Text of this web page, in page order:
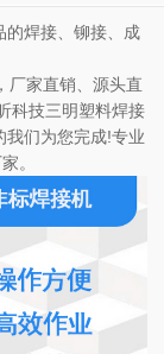
的焊接、铆接、成
家直销、源头直
科技三明塑料焊接
我们为您完成!专业
。